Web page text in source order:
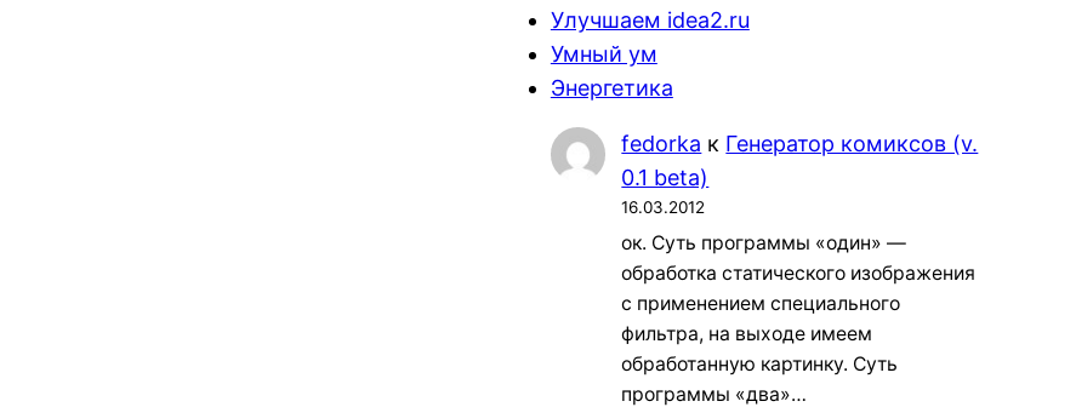
Улучшаем idea2.ru
Умный ум
Энергетика
fedorka к Генератор комиксов (v.
0.1 beta)
16.03.2012
ок. Суть программы «один» —
обработка статического изображения
с применением специального
фильтра, на выходе имеем
обработанную картинку. Суть
программы «два»…